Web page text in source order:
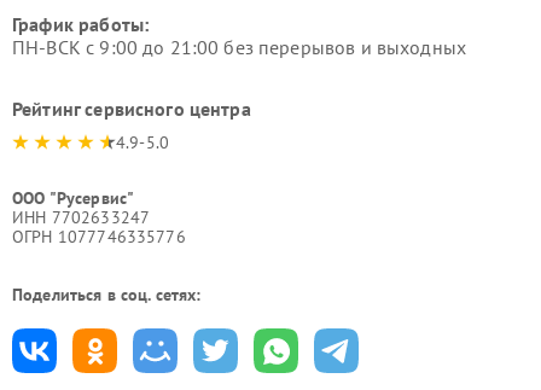
График работы:
ПН-ВСК с 9:00 до 21:00 без перерывов и выходных
Рейтинг сервисного центра
4.9-5.0
ООО "Русервис"
ИНН 7702633247
ОГРН 1077746335776
Поделиться в соц. сетях: